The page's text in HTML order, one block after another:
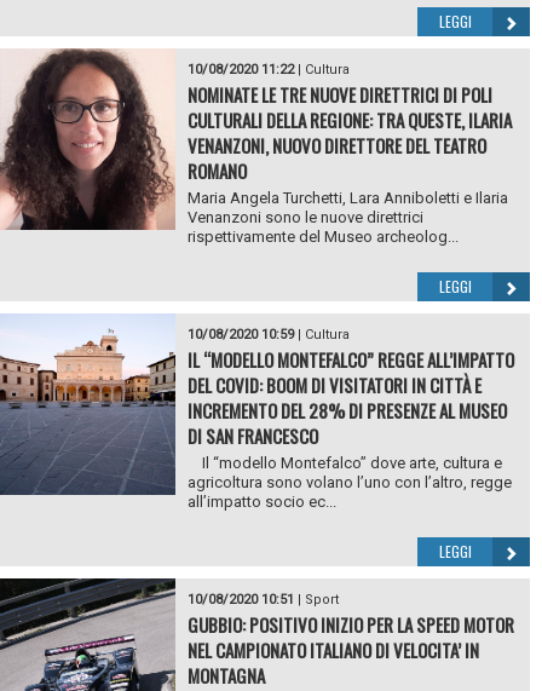
LEGGI
10/08/2020 11:22| Cultura
NOMINATE LE TRE NUOVE DIRETTRICI DI POLI
CULTURALI DELLA REGIONE: TRA QUESTE, ILARIA
VENANZONI, NUOVO DIRETTORE DEL TEATRO
ROMANO
Maria Angela Turchetti, Lara Anniboletti e Ilaria
Venanzoni sono le nuove direttrici
rispettivamente del Museo archeolog...
LEGGI
10/08/2020 10:59| Cultura
IL “MODELLO MONTEFALCO” REGGE ALL’IMPATTO
DEL COVID: BOOM DI VISITATORI IN CITTÀ E
INCREMENTO DEL 28% DI PRESENZE AL MUSEO
DI SAN FRANCESCO
Il “modello Montefalco” dove arte, cultura e
agricoltura sono volano l’uno con l’altro, regge
all’impatto socio ec...
LEGGI
10/08/2020 10:51 | Sport
GUBBIO: POSITIVO INIZIO PER LA SPEED MOTOR
NEL CAMPIONATO ITALIANO DI VELOCITA’ IN
MONTAGNA